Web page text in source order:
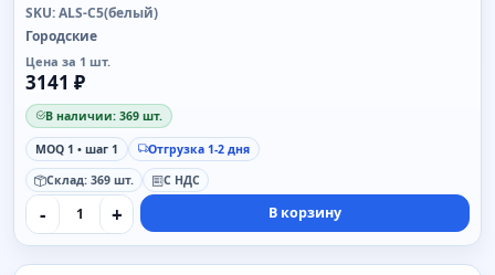
SKU: ALS-C5(белый)
Городские
Цена за 1 шт.
3141 ₽
В наличии: 369 шт.
MOQ 1 • шаг 1
Отгрузка 1-2 дня
Склад: 369 шт.
С НДС
- + В корзину